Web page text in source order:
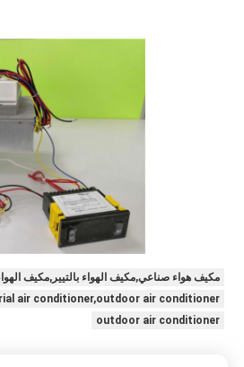
مكيف هواء صناعي,مكيف الهواء بالتيير,مكيف
air conditioner,outdoor air conditioner
outdoor air conditioner